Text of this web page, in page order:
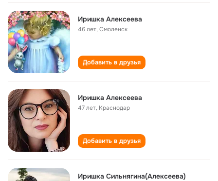
Иришка Алексеева
46 лет,Смоленск
Добавить в друзья
Иришка Алексеева
47 лет, Краснодар
Добавить в друзья
Иришка Сильнягина(Алексеева)